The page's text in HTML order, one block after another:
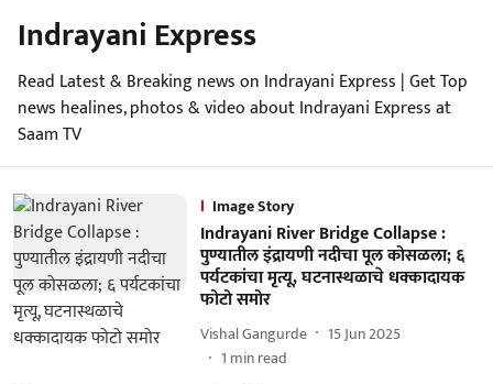
Indrayani Express
Read Latest & Breaking news on Indrayani Express | Get Top
news healines, photos & video about Indrayani Express at
Saam TV
Image Story
Indrayani River Bridge Collapse :
पुण्यातील इंद्रायणी नदीचा पूल कोसळला; ६
पर्यटकांचा मृत्यू, घटनास्थळाचे धक्कादायक
फोटो समोर
Vishal Gangurde
15 Jun 2025
1 min read